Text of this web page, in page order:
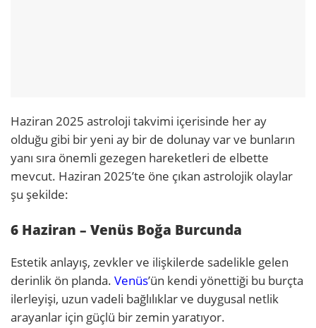
Haziran 2025 astroloji takvimi içerisinde her ay
olduğu gibi bir yeni ay bir de dolunay var ve bunların
yanı sıra önemli gezegen hareketleri de elbette
mevcut. Haziran 2025’te öne çıkan astrolojik olaylar
şu şekilde:
6 Haziran – Venüs Boğa Burcunda
Estetik anlayış, zevkler ve ilişkilerde sadelikle gelen
derinlik ön planda. Venüs’ün kendi yönettiği bu burçta
ilerleyişi, uzun vadeli bağlılıklar ve duygusal netlik
arayanlar için güçlü bir zemin yaratıyor.